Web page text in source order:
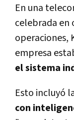
En una
celebrada en
operaciones,
empresa
el sistema
Esto incluyó
con